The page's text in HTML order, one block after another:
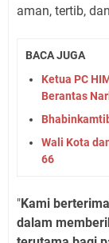
aman, tertib,
BACA JUGA
Ketua PC
Berantas
Wali Kota
66
"Kami
dalam